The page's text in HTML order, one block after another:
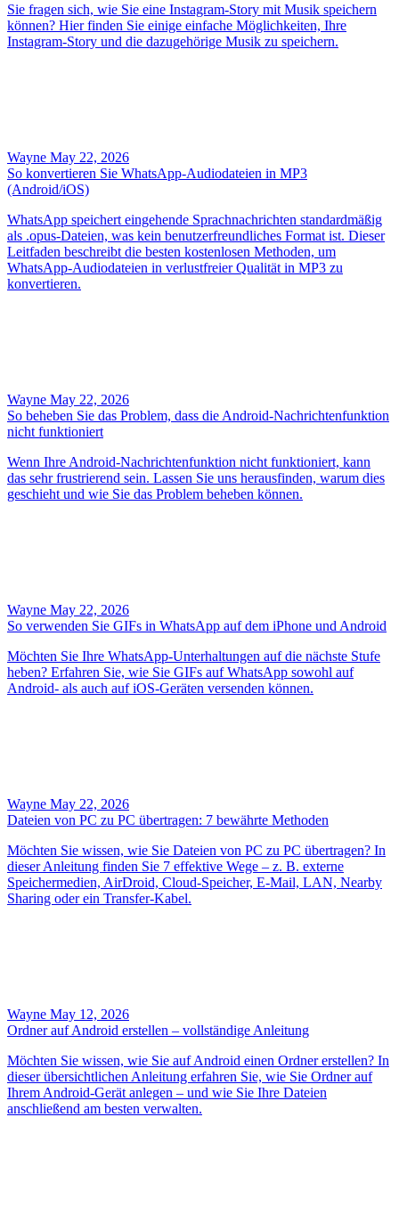
Sie fragen sich, wie Sie eine Instagram-Story mit Musik speichern
können? Hier finden Sie einige einfache Möglichkeiten, Ihre
Instagram-Story und die dazugehörige Musik zu speichern.
Wayne May 22, 2026
So konvertieren Sie WhatsApp-Audiodateien in MP3
(Android/iOS)
WhatsApp speichert eingehende Sprachnachrichten standardmäßig
als .opus-Dateien, was kein benutzerfreundliches Format ist. Dieser
Leitfaden beschreibt die besten kostenlosen Methoden, um
WhatsApp-Audiodateien in verlustfreier Qualität in MP3 zu
konvertieren.
Wayne May 22, 2026
So beheben Sie das Problem, dass die Android-Nachrichtenfunktion
nicht funktioniert
Wenn Ihre Android-Nachrichtenfunktion nicht funktioniert, kann
das sehr frustrierend sein. Lassen Sie uns herausfinden, warum dies
geschieht und wie Sie das Problem beheben können.
Wayne May 22, 2026
So verwenden Sie GIFs in WhatsApp auf dem iPhone und Android
Möchten Sie Ihre WhatsApp-Unterhaltungen auf die nächste Stufe
heben? Erfahren Sie, wie Sie GIFs auf WhatsApp sowohl auf
Android- als auch auf iOS-Geräten versenden können.
Wayne May 22, 2026
Dateien von PC zu PC übertragen: 7 bewährte Methoden
Möchten Sie wissen, wie Sie Dateien von PC zu PC übertragen? In
dieser Anleitung finden Sie 7 effektive Wege – z. B. externe
Speichermedien, AirDroid, Cloud‑Speicher, E‑Mail, LAN, Nearby
Sharing oder ein Transfer‑Kabel.
Wayne May 12, 2026
Ordner auf Android erstellen – vollständige Anleitung
Möchten Sie wissen, wie Sie auf Android einen Ordner erstellen? In
dieser übersichtlichen Anleitung erfahren Sie, wie Sie Ordner auf
Ihrem Android‑Gerät anlegen – und wie Sie Ihre Dateien
anschließend am besten verwalten.